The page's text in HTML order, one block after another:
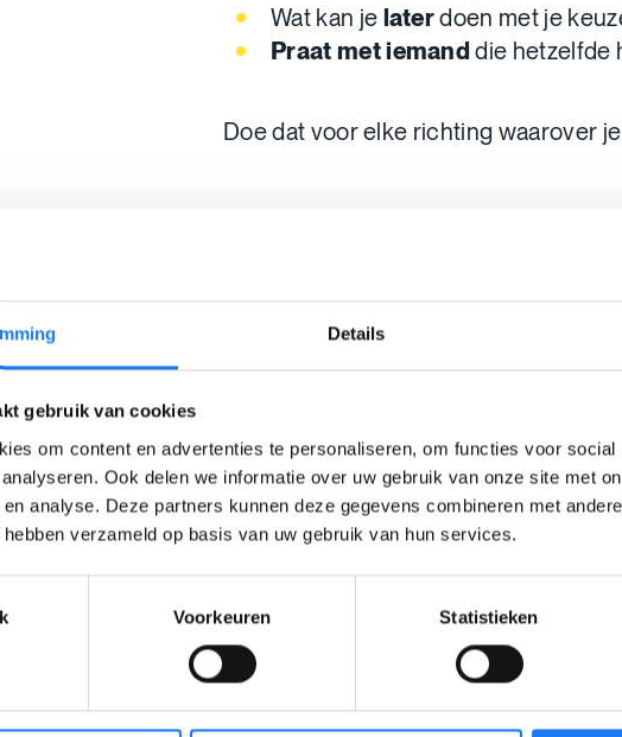
Details
gebruik van cookies
om content en advertenties te personaliseren, om functies voor social
Ook delen we informatie over uw gebruik van onze site met
analyse. Deze partners kunnen deze gegevens combineren met
verzameld op basis van uw gebruik van hun services.
Voorkeuren Statistieken
Wat kan je laterdoen met je
Praat met iemanddie hetzelfde
Doe dat voor elke richting waarover
Nu komt het: kies! Zet alles op een rij.
beginnen?Dan heb jegoed gekozen
klaar voor. Succes!
Toch niet?
Is de richting toch niets voor jou? Dat
de wereld.